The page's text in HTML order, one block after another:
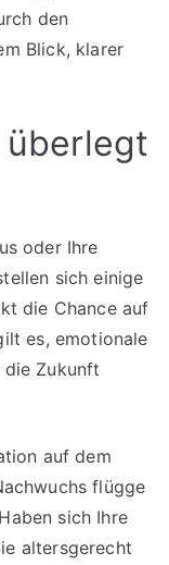
den
Blick, klarer
oder Ihre
sich einige
die Chance auf
es, emotionale
die Zukunft
auf dem
flügge
sich Ihre
altersgerecht